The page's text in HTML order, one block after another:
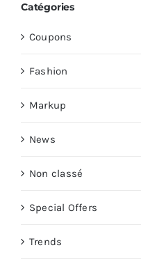
Catégories
Coupons
Fashion
Markup
News
Non classé
Special Offers
Trends